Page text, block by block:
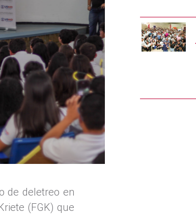
de deletreo en
(FGK) que